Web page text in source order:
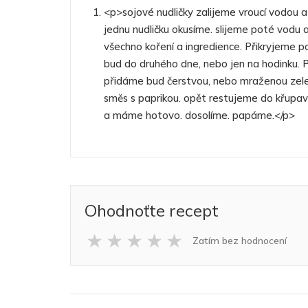
<p>sojové nudličky zalijeme vroucí
jednu nudličku okusíme. slijeme poté
všechno koření a ingredience. Přikryjeme
bud do druhého dne, nebo jen na
přidáme bud čerstvou, nebo mraženou
směs s paprikou. opět restujeme do
a máme hotovo. dosolíme. papáme.</p>
Ohodnoťte recept
★ ★ ★ ★ ★ Zatím bez hodnocení